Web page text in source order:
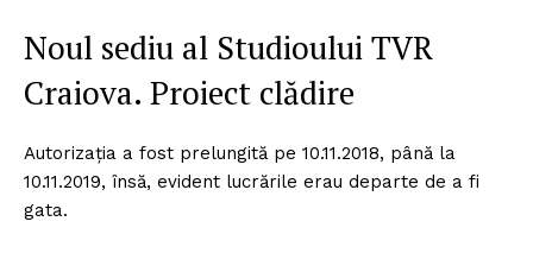
Noul sediu al Studioului TVR
Craiova. Proiect clădire
Autorizația a fost prelungită pe 10.11.2018, până la
10.11.2019, însă, evident lucrările erau departe de a fi
gata.